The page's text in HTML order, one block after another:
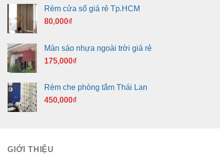
Rèm cửa sổ giá rẻ Tp.HCM
80,000₫
Màn sáo nhựa ngoài trời giá rẻ
175,000₫
Rèm che phòng tắm Thái Lan
450,000₫
GIỚI THIỆU